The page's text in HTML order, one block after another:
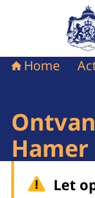
Home
Hamer
Let